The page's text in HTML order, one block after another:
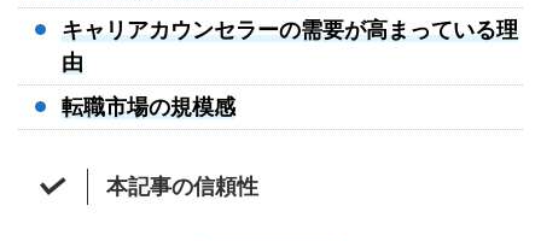
キャリアカウンセラーの需要が高まっている理
由
転職市場の規模感
本記事の信頼性